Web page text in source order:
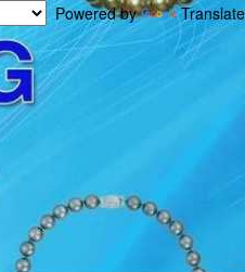
Powered by Translate